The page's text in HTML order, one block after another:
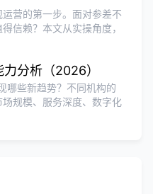
营的第一步。面对参差不
信赖？本文从实操角度，
分析（2026）
哪些新趋势？不同机构的
规模、服务深度、数字化